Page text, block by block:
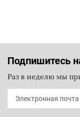
Подпишитесь
Раз в неделю мы